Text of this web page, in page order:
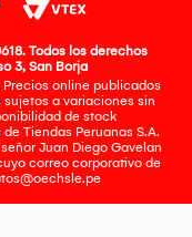
Todos los derechos
3, San Borja
online publicados
a variaciones sin
de stock
Tiendas Peruanas S.A.
Juan Diego Gavelan
correo corporativo de